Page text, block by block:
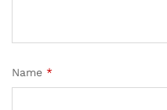
Name *